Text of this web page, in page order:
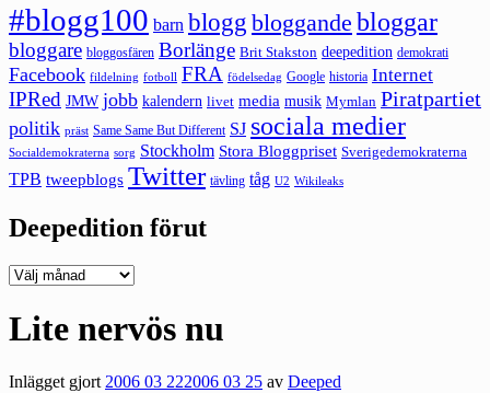
#blogg100 barn blogg bloggande bloggar
bloggare bloggosfären Borlänge Brit Stakston deepedition demokrati
Facebook fildelning fotboll FRA födelsedag Google historia Internet
IPRed JMW jobb kalendern livet media musik Mymlan Piratpartiet
politik präst Same Same But Different SJ sociala medier
Socialdemokraterna sorg Stockholm Stora Bloggpriset Sverigedemokraterna
TPB tweepblogs Twitter tävling tåg U2 Wikileaks
Deepedition förut
Deepedition
Lite nervös nu
Inlägget gjort2006 03 222006 03 25 av Deeped